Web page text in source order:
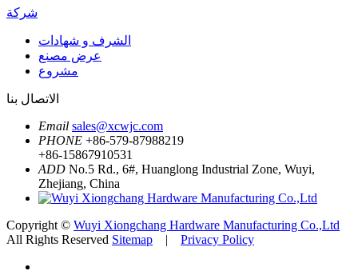
شركة
الشرف و شهادات
عرض مصنع
مشروع
الاتصال بنا
Email sales@xcwjc.com
PHONE +86-579-87988219
+86-15867910531
ADD No.5 Rd., 6#, Huanglong Industrial Zone, Wuyi,
Zhejiang, China
Copyright © Wuyi Xiongchang Hardware Manufacturing Co.,Ltd
All Rights Reserved Sitemap | Privacy Policy